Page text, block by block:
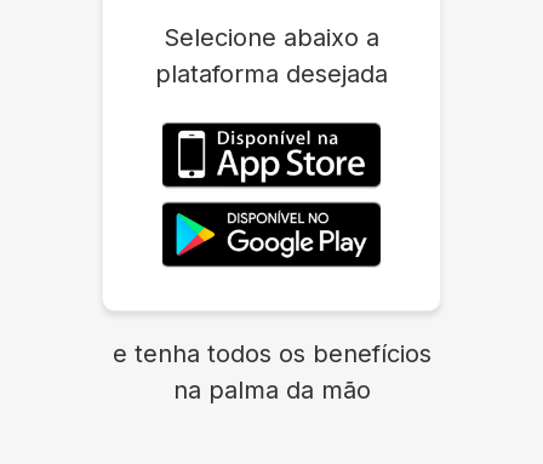
e tenha todos os benefícios
na palma da mão
Selecione abaixo a
plataforma desejada